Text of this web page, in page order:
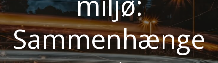
Sammenhænge